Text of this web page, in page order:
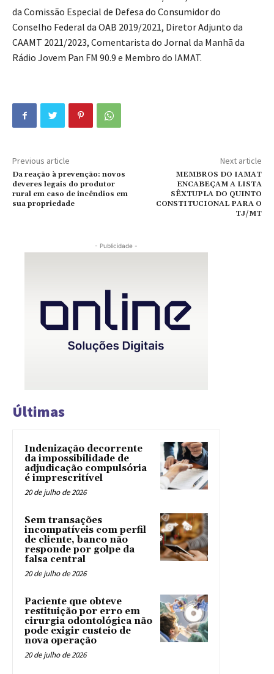
da Comissão Especial de Defesa do Consumidor do
Conselho Federal da OAB 2019/2021, Diretor Adjunto da
CAAMT 2021/2023, Comentarista do Jornal da Manhã da
Rádio Jovem Pan FM 90.9 e Membro do IAMAT.
Previous article
Da reação à prevenção: novos
deveres legais do produtor
rural em caso de incêndios em
sua propriedade
Next article
MEMBROS DO IAMAT
ENCABEÇAM A LISTA
SÊXTUPLA DO QUINTO
CONSTITUCIONAL PARA O
TJ/MT
- Publicidade -
Últimas
Indenização decorrente
da impossibilidade de
adjudicação compulsória
é imprescritível
20 de julho de 2026
Sem transações
incompatíveis com perfil
de cliente, banco não
responde por golpe da
falsa central
20 de julho de 2026
Paciente que obteve
restituição por erro em
cirurgia odontológica não
pode exigir custeio de
nova operação
20 de julho de 2026